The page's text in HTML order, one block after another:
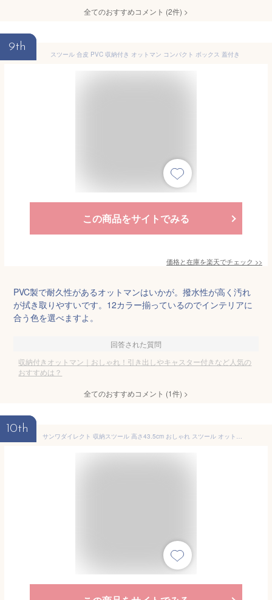
全てのおすすめコメント (2件) >
9th
スツール 合皮 PVC 収納付き オットマン コンパクト ボックス 蓋付き
この商品をサイトでみる
価格と在庫を楽天でチェック >>
PVC製で耐久性があるオットマンはいかが。撥水性が高く汚れ
が拭き取りやすいです。12カラー揃っているのでインテリアに
合う色を選べますよ。
回答された質問
収納付きオットマン｜おしゃれ！引き出しやキャスター付きなど人気の
おすすめは？
全てのおすすめコメント (1件) >
10th
サンワダイレクト 収納スツール 高さ43.5cm おしゃれ スツール オットマン 収納 椅子 折り畳み 収納スペース2層式 グレー 150-SNCBOX9GY